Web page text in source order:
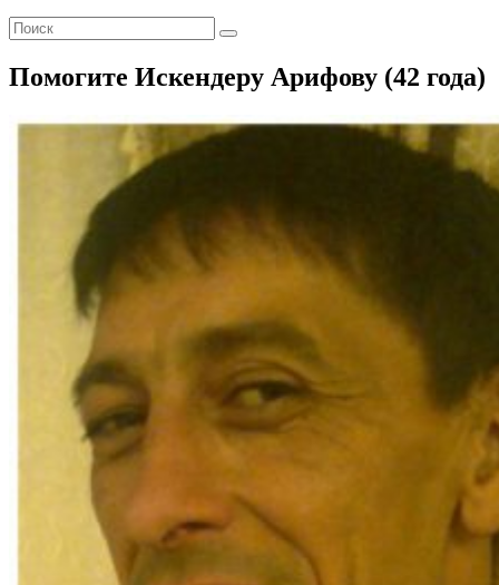
Помогите Искендеру Арифову (42 года)